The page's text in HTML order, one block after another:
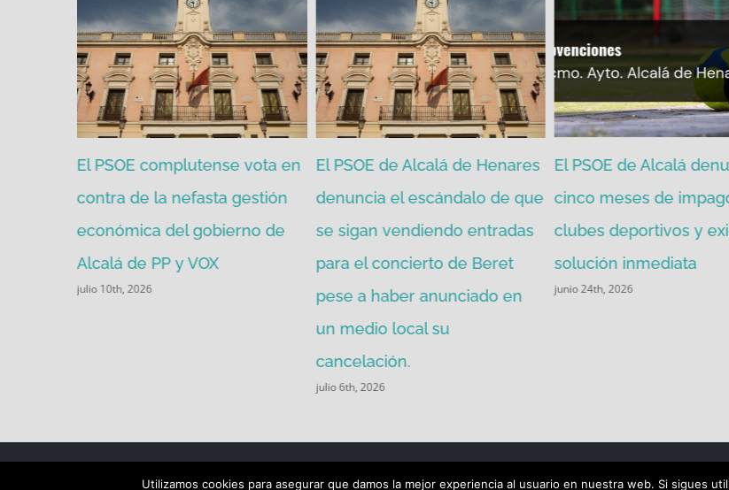
El PSOE complutense vota en
contra de la nefasta gestión
económica del gobierno de
Alcalá de PP y VOX
julio 10th, 2026
El PSOE de Alcalá de Henares
denuncia el escándalo de que
se sigan vendiendo entradas
para el concierto de Beret
pese a haber anunciado en
un medio local su
cancelación.
julio 6th, 2026
El PSOE de Alcalá
cinco meses de
clubes deportivos y
solución inmediata
junio 24th, 2026
Utilizamos cookies para asegurar que damos la mejor experiencia al usuario en nuestra web. Si sigues